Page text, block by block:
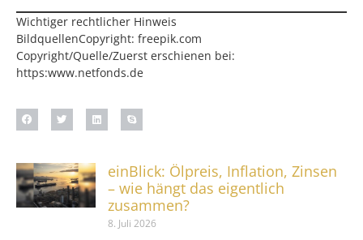
Wichtiger rechtlicher Hinweis
BildquellenCopyright: freepik.com
Copyright/Quelle/Zuerst erschienen bei:
https:www.netfonds.de
einBlick: Ölpreis, Inflation, Zinsen
– wie hängt das eigentlich
zusammen?
8. Juli 2026